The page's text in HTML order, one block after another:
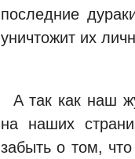
последние
уничтожит их
А так как наш
на наших
забыть о том,